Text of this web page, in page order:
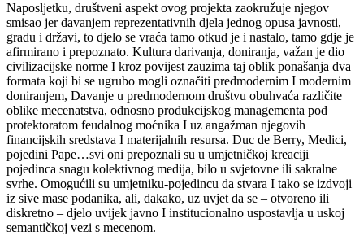
Naposljetku, društveni aspekt ovog projekta zaokružuje njegov
smisao jer davanjem reprezentativnih djela jednog opusa javnosti,
gradu i državi, to djelo se vraća tamo otkud je i nastalo, tamo gdje je
afirmirano i prepoznato. Kultura darivanja, doniranja, važan je dio
civilizacijske norme I kroz povijest zauzima taj oblik ponašanja dva
formata koji bi se ugrubo mogli označiti predmodernim I modernim
doniranjem, Davanje u predmodernom društvu obuhvaća različite
oblike mecenatstva, odnosno produkcijskog managementa pod
protektoratom feudalnog moćnika I uz angažman njegovih
financijskih sredstava I materijalnih resursa. Duc de Berry, Medici,
pojedini Pape…svi oni prepoznali su u umjetničkoj kreaciji
pojedinca snagu kolektivnog medija, bilo u svjetovne ili sakralne
svrhe. Omogućili su umjetniku-pojedincu da stvara I tako se izdvoji
iz sive mase podanika, ali, dakako, uz uvjet da se – otvoreno ili
diskretno – djelo uvijek javno I institucionalno uspostavlja u uskoj
semantičkoj vezi s mecenom.